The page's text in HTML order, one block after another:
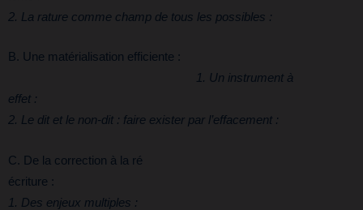
2. La rature comme champ de tous les possibles :
B. Une matérialisation efficiente :
1. Un instrument à
effet
2. Le dit et le non-dit : faire exister par l’effacement :
C. De la correction à la ré
1. Des enjeux multiples :